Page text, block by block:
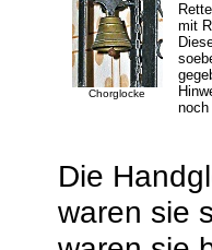
Chorglocke
mit
noch
Die
waren sie